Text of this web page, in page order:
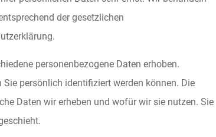
der gesetzlichen
personenbezogene Daten erhoben.
persönlich identifiziert werden können. Die
Daten wir erheben und wofür wir sie nutzen. Sie